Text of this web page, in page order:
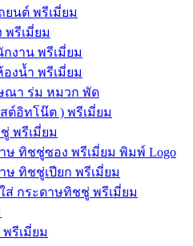
ยนต์ พรีเมี่ยม
รีเมี่ยม
งาน พรีเมี่ยม
งน้ำ พรีเมี่ยม
ณา ร่ม หมวก พัด
สต์อิทโน๊ต ) พรีเมี่ยม
พรีเมี่ยม
ษ ทิชชู่ซอง พรีเมี่ยม พิมพ์ Logo
ษ ทิชชู่เปียก พรีเมี่ยม
ส่ กระดาษทิชชู่ พรีเมี่ยม
รีเมี่ยม